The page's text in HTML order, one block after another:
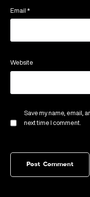
Email *
Website
Save my name, email,
next time I comment.